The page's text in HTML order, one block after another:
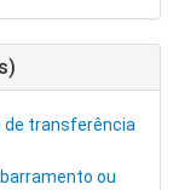
de transferência
ou